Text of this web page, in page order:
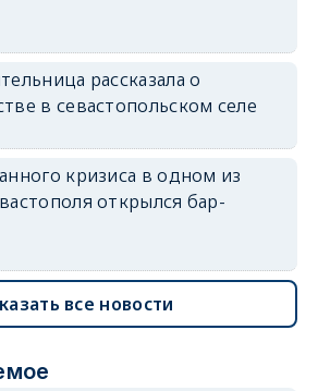
рассказала о
в севастопольском селе
кризиса в одном из
открылся бар-
все новости